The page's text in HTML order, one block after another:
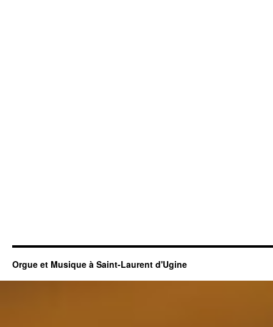
Orgue et Musique à Saint-Laurent d'Ugine